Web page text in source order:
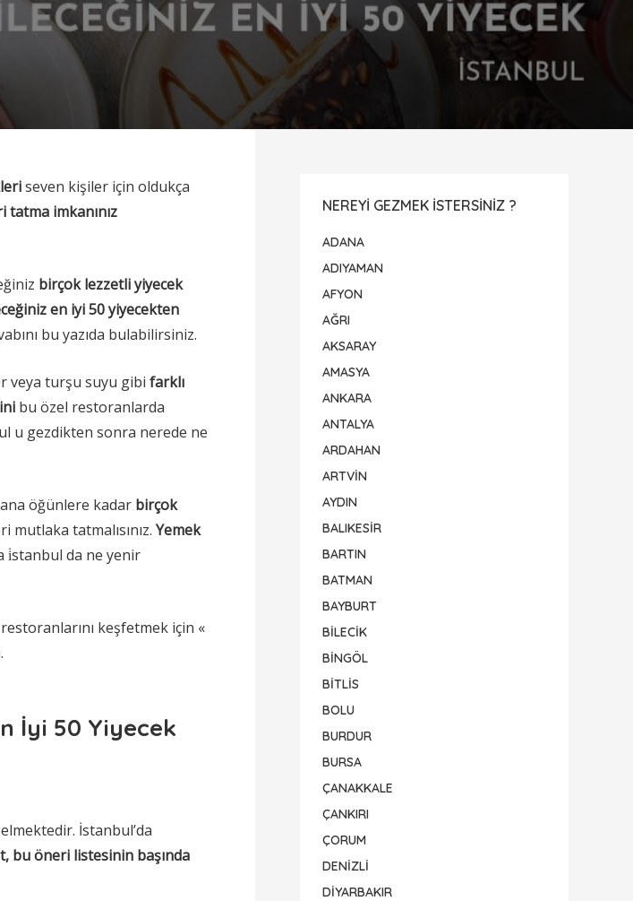
seven kişiler için oldukça
tatma imkanınız
birçok lezzetli yiyecek
en iyi 50 yiyecekten
bu yazıda bulabilirsiniz.
veya turşu suyu gibi farklı
bu özel restoranlarda
u gezdikten sonra nerede ne
öğünlere kadar birçok
mutlaka tatmalısınız. Yemek
i̇stanbul da ne yenir
keşfetmek için «
İyi 50 Yiyecek
İstanbul’da
bu öneri listesinin başında
NEREYI GEZMEK ISTERSINIZ ?
ADANA
ADIYAMAN
AFYON
AĞRI
AKSARAY
AMASYA
ANKARA
ANTALYA
ARDAHAN
ARTVİN
AYDIN
BALIKESİR
BARTIN
BATMAN
BAYBURT
BİLECİK
BİNGÖL
BİTLİS
BOLU
BURDUR
BURSA
ÇANAKKALE
ÇANKIRI
ÇORUM
DENİZLİ
DİYARBAKIR